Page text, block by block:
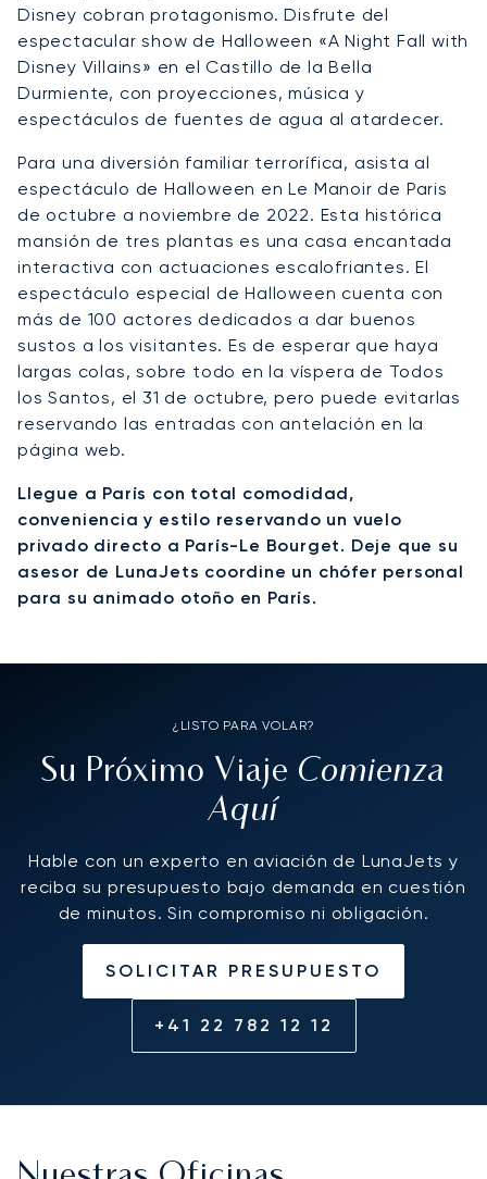
Disney cobran protagonismo. Disfrute del
espectacular show de Halloween «A Night Fall with
Disney Villains» en el Castillo de la Bella
Durmiente, con proyecciones, música y
espectáculos de fuentes de agua al atardecer.
Para una diversión familiar terrorífica, asista al
espectáculo de Halloween en Le Manoir de Paris
de octubre a noviembre de 2022. Esta histórica
mansión de tres plantas es una casa encantada
interactiva con actuaciones escalofriantes. El
espectáculo especial de Halloween cuenta con
más de 100 actores dedicados a dar buenos
sustos a los visitantes. Es de esperar que haya
largas colas, sobre todo en la víspera de Todos
los Santos, el 31 de octubre, pero puede evitarlas
reservando las entradas con antelación en la
página web.
Llegue a París con total comodidad,
conveniencia y estilo reservando un vuelo
privado directo a París-Le Bourget. Deje que su
asesor de LunaJets coordine un chófer personal
para su animado otoño en París.
¿LISTO PARA VOLAR?
Su Próximo Viaje Comienza
Aquí
Hable con un experto en aviación de LunaJets y
reciba su presupuesto bajo demanda en cuestión
de minutos. Sin compromiso ni obligación.
SOLICITAR PRESUPUESTO
+41 22 782 12 12